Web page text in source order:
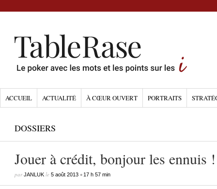
ACCUEIL ACTUALITÉ À CŒUR OUVERT PORTRAITS
DOSSIERS
Jouer à crédit, bonjour les ennuis !
parJANLUK le 5 août 2013 • 17 h 57 min